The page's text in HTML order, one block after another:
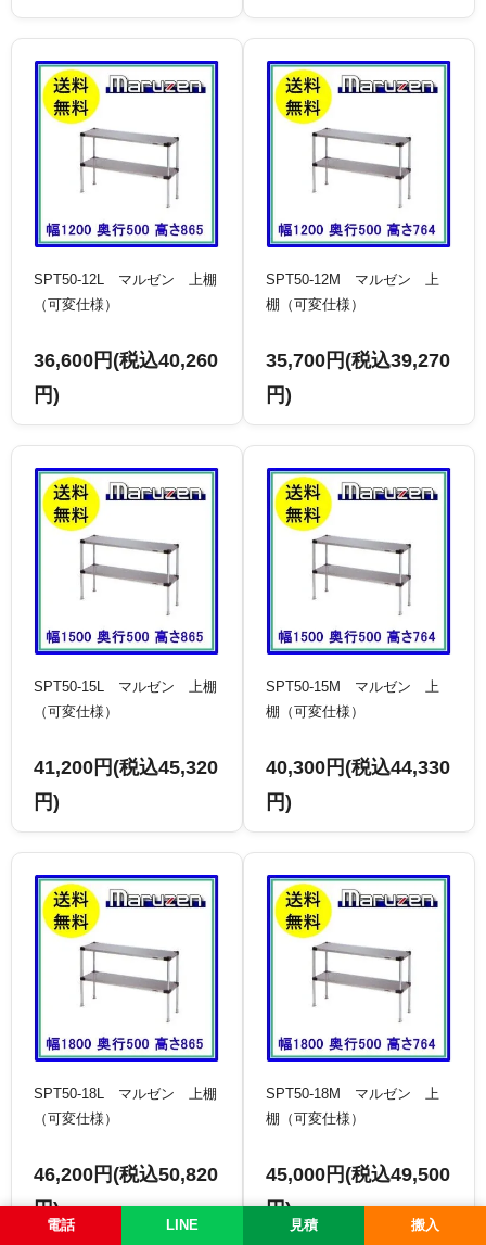
SPT50-12L マルゼン 上棚
（可変仕様）
36,600円(税込40,260
円)
SPT50-12M マルゼン 上
棚（可変仕様）
35,700円(税込39,270
円)
SPT50-15L マルゼン 上棚
（可変仕様）
41,200円(税込45,320
円)
SPT50-15M マルゼン 上
棚（可変仕様）
40,300円(税込44,330
円)
SPT50-18L マルゼン 上棚
（可変仕様）
46,200円(税込50,820
円)
SPT50-18M マルゼン 上
棚（可変仕様）
45,000円(税込49,500
円)
電話 LINE 見積 搬入